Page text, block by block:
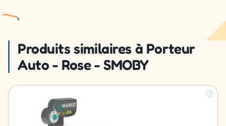
Produits similaires à Porteur
Auto - Rose - SMOBY